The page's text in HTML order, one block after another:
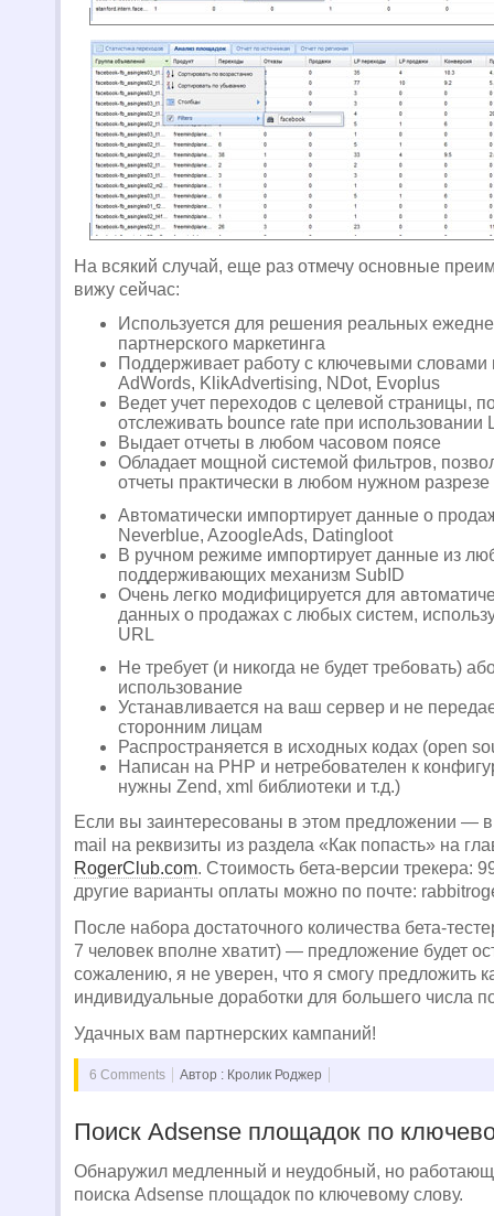
На всякий случай, еще раз отмечу основные
вижу сейчас:
Используется для решения реальных
партнерского маркетинга
Поддерживает работу с ключевыми словами
AdWords, KlikAdvertising, NDot, Evoplus
Ведет учет переходов с целевой страницы,
отслеживать bounce rate при использовании
Выдает отчеты в любом часовом поясе
Обладает мощной системой фильтров,
отчеты практически в любом нужном разрезе
Автоматически импортирует данные о
Neverblue, AzoogleAds, Datingloot
В ручном режиме импортирует данные из
поддерживающих механизм SubID
Очень легко модифицируется для
данных о продажах с любых систем,
URL
Не требует (и никогда не будет требовать)
использование
Устанавливается на ваш сервер и не
сторонним лицам
Распространяется в исходных кодах (open
Написан на PHP и нетребователен к
нужны Zend, xml библиотеки и т.д.)
Если вы заинтересованы в этом предложении —
mail на реквизиты из раздела «Как попасть» на
RogerClub.com. Стоимость бета-версии трекера:
другие варианты оплаты можно по почте:
После набора достаточного количества бета-
7 человек вполне хватит) — предложение будет
сожалению, я не уверен, что я смогу предложить
индивидуальные доработки для большего числа
Удачных вам партнерских кампаний!
6 Comments Автор : Кролик Роджер
Поиск Adsense площадок по
Обнаружил медленный и неудобный, но
поиска Adsense площадок по ключевому слову.